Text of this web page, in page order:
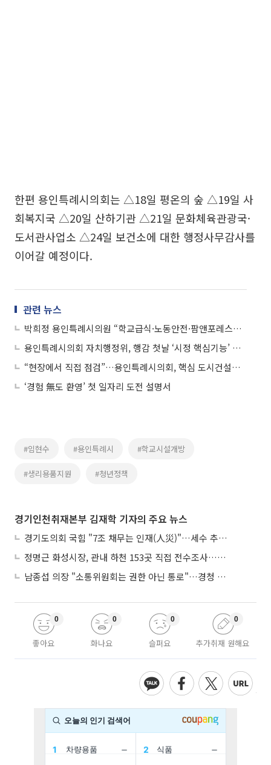
한편 용인특례시의회는 △18일 평온의 숲 △19일 사
회복지국 △20일 산하기관 △21일 문화체육관광국·
도서관사업소 △24일 보건소에 대한 행정사무감사를
이어갈 예정이다.
관련 뉴스
박희정 용인특례시의원 “학교급식·노동안전·팜앤포레스트…운영기준 다시 살펴야”
용인특례시의회 자치행정위, 행감 첫날 ‘시정 핵심기능’ 전면 점검
“현장에서 직접 점검”…용인특례시의회, 핵심 도시건설사업 전 분야 살폈다
‘경험 無도 환영’ 첫 일자리 도전 설명서
#임현수 #용인특례시 #학교시설개방
#생리용품지원 #청년정책
경기인천취재본부 김재학 기자의 주요 뉴스
경기도의회 국힘 "7조 채무는 인재(人災)"…세수 추계 조작 의혹 제기
정명근 화성시장, 관내 하천 153곳 직접 전수조사…불법시설 정비
남종섭 의장 "소통위원회는 권한 아닌 통로"…경청 의회 만든다
좋아요
0
화나요
0
슬퍼요
0
추가취재 원해요
0